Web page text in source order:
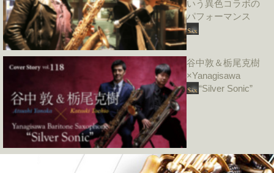
いう異色コラボの
パフォーマンス
谷中敦＆栃尾克樹
×Yanagisawa
“Silver Sonic”